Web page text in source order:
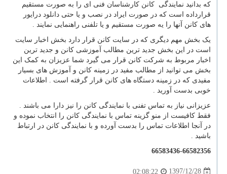
که بدانید نمایندگی کانن کارشناسان فنی ای را به صورت مستقیم
قرارداده است که در صورت ایراد در نصب و یا حتی دانلود درایور
های کانن آنها را یه صورت مستقیم و یا تلفنی راهنمایی نمایند .
یک بخش مهم دیگری که در سایت کانن قرار دارد بخش اخبار سایت
است در این بخش جدید ترین مطالب آموزشی کانن و جدید ترین
اخبار مربوط به شرکت کانن قرار می گیرد شما عزیزان به کمک این
بخش می توانید از مطالب مفید در زمینه کانن و آموزش های بسیار
مفیدی که در زمینه دستگاه های کانن قرار گرفته است . اطلاعات
خوبی بدست آورید .
عزیزانی نیاز به تماس تفنی با نمایندگی کانن را نیز دارا می باشند .
فقط کافیست از منو گزینه تماس با نمایندگی کانن را انتخاب نموده و
در آنجا اطلاعات تماس را بدست آورده و با نمایندگی کانن در ارتباط
باشید .
66583436-66582356
1397/12/28
02:08:22